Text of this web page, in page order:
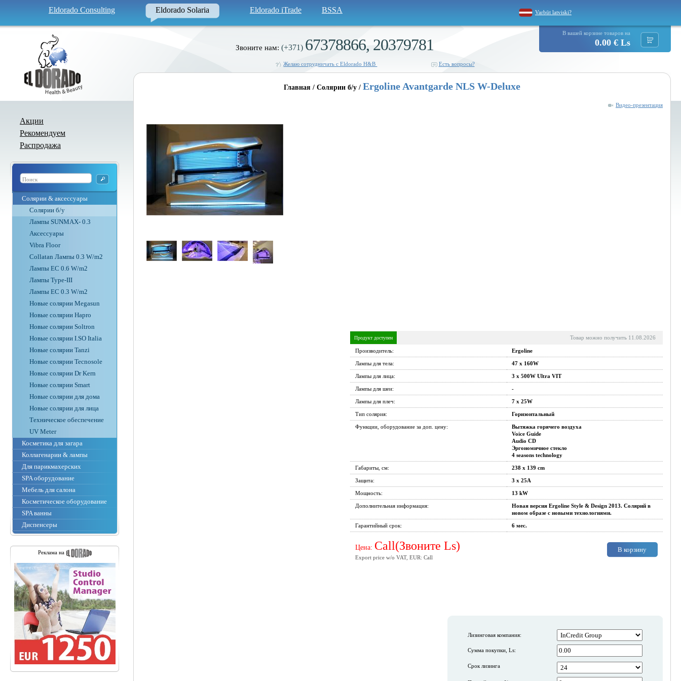
Eldorado Consulting Eldorado Solaria Eldorado iTrade BSSA Varbūt latviski?
Акции
Рекомендуем
Распродажа
Солярии & аксессуары
Солярии б/у
Лампы SUNMAX- 0.3
Аксессуары
Vibra Floor
Collatan Лампы 0.3 W/m2
Лампы ЕС 0.6 W/m2
Лампы Type-III
Лампы EC 0.3 W/m2
Новые солярии Megasun
Новые солярии Hapro
Новые солярии Soltron
Новые солярии I.SO Italia
Новые солярии Tanzi
Новые солярии Tecnosole
Новые солярии Dr Kern
Новые солярии Smart
Новые солярии для дома
Новые солярии для лица
Техническое обеспечение
UV Meter
Косметика для загара
Коллагенарии & лампы
Для парикмахерских
SPA оборудование
Мебель для салона
Косметическое оборудование
SPA ванны
Диспенсеры
Реклама на
В вашей корзине товаров на
0.00 € Ls
Звоните нам: (+371) 67378866, 20379781
Желаю сотрудничать с Eldorado H&B Есть вопросы?
Главная / Солярии б/у / Ergoline Avantgarde NLS W-Deluxe
Видео-презентация
Товар можно получить 11.08.2026
Продукт доступен
Производитель: Ergoline
Лампы для тела: 47 x 160W
Лампы для лица: 3 x 500W Ultra VIT
Лампы для шеи: -
Лампы для плеч: 7 x 25W
Тип солярия: Горизонтальный
Функции, оборудование за доп. цену:
Вытяжка горячего воздуха
Voice Guide
Audio CD
Эргономичное стекло
4 seasons technology
Габариты, см: 238 x 139 cm
Защита: 3 x 25A
Мощность: 13 kW
Дополнительная информация:
Новая версия Ergoline Style & Design 2013. Солярий в
новом образе с новыми технологиями.
Гарантийный срок: 6 мес.
В корзину
Цена: Call(Звоните Ls)
Export price w/o VAT, EUR: Call
Лизинговая компания:
Сумма покупки, Ls:
Срок лизинга